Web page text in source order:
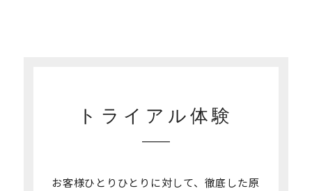
トライアル体験
お客様ひとりひとりに対して、徹底した原